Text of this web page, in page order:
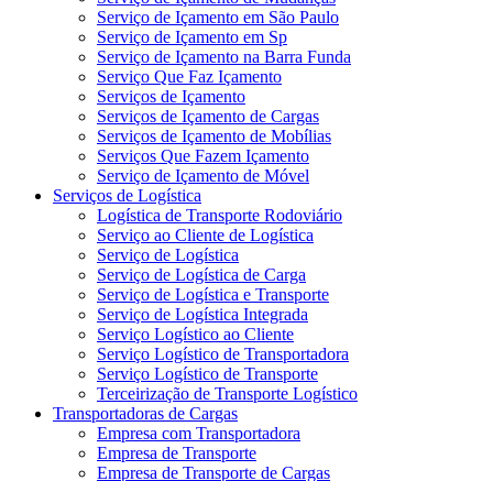
Serviço de Içamento em São Paulo
Serviço de Içamento em Sp
Serviço de Içamento na Barra Funda
Serviço Que Faz Içamento
Serviços de Içamento
Serviços de Içamento de Cargas
Serviços de Içamento de Mobílias
Serviços Que Fazem Içamento
Serviço de Içamento de Móvel
Serviços de Logística
Logística de Transporte Rodoviário
Serviço ao Cliente de Logística
Serviço de Logística
Serviço de Logística de Carga
Serviço de Logística e Transporte
Serviço de Logística Integrada
Serviço Logístico ao Cliente
Serviço Logístico de Transportadora
Serviço Logístico de Transporte
Terceirização de Transporte Logístico
Transportadoras de Cargas
Empresa com Transportadora
Empresa de Transporte
Empresa de Transporte de Cargas